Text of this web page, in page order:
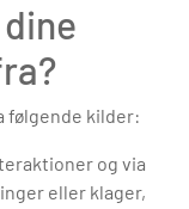
følgende kilder:
og via
eller klager,